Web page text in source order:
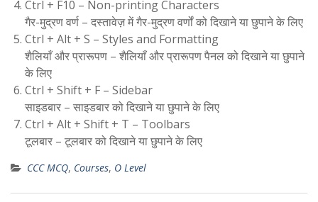
Ctrl + F10 – Non-printing Characters
गैर-मुद्रण वर्ण – दस्तावेज़ में गैर-मुद्रण वर्णों को दिखाने या छुपाने के लिए
Ctrl + Alt + S – Styles and Formatting
शैलियाँ और प्रारूपण – शैलियाँ और प्रारूपण पैनल को दिखाने या छुपाने
के लिए
Ctrl + Shift + F – Sidebar
साइडबार – साइडबार को दिखाने या छुपाने के लिए
Ctrl + Alt + Shift + T – Toolbars
टूलबार – टूलबार को दिखाने या छुपाने के लिए
CCC MCQ, Courses, O Level